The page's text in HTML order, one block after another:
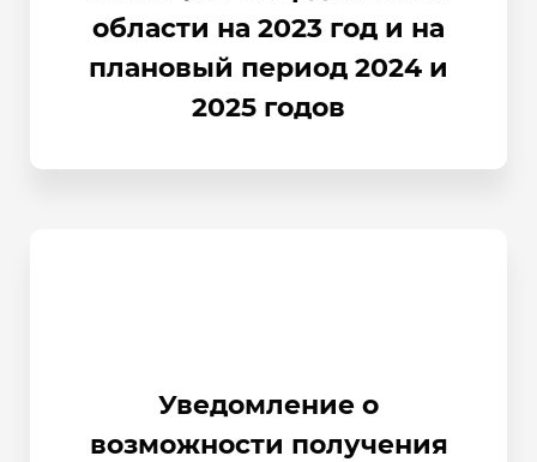
области на 2023 год и на
плановый период 2024 и
2025 годов
Уведомление о
возможности получения